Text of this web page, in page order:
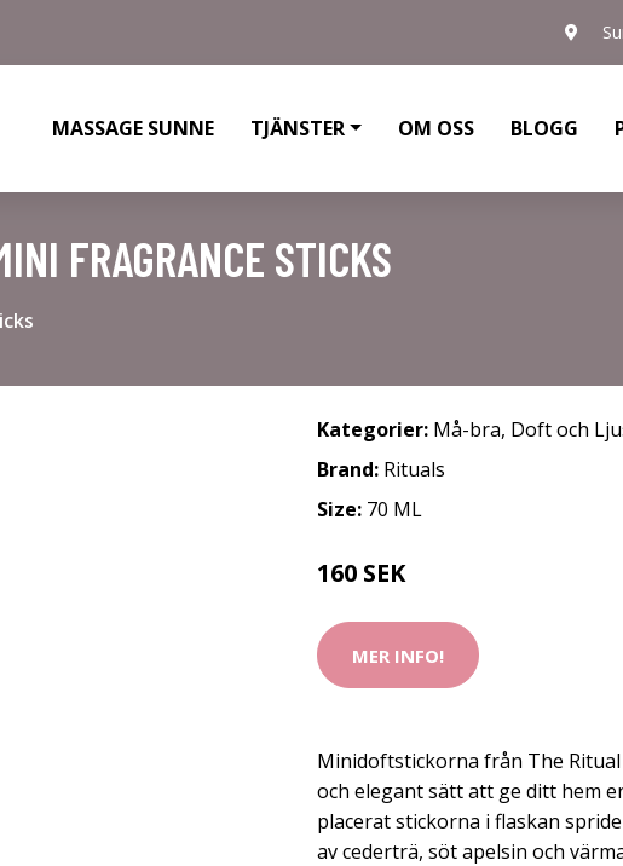
MASSAGE SUNNE TJÄNSTER OM OSS BLOGG
FRAGRANCE STICKS
Kategorier: Må-bra, Doft och
Brand: Rituals
Size: 70 ML
160 SEK
MER INFO!
Minidoftstickorna från The
och elegant sätt att ge ditt hem
placerat stickorna i flaskan
av cederträ, söt apelsin och